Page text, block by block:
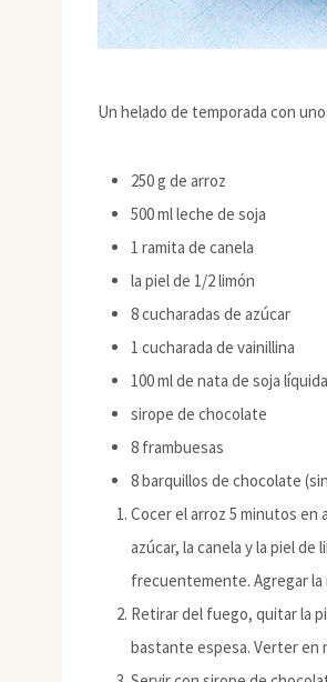
Un helado de temporada con
250 g de arroz
500 ml leche de soja
1 ramita de canela
la piel de 1/2 limón
8 cucharadas de azúcar
1 cucharada de vainillina
100 ml de nata de soja
sirope de chocolate
8 frambuesas
8 barquillos de chocolate
Cocer el arroz 5 minutos en
azúcar, la canela y la piel
frecuentemente. Agregar la
Retirar del fuego, quitar la
bastante espesa. Verter en